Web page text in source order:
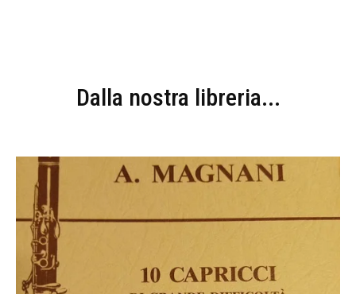
Dalla nostra libreria...